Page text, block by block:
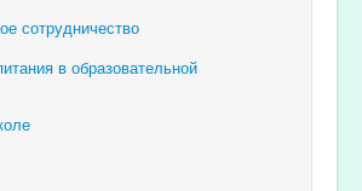
сотрудничество
в образовательной